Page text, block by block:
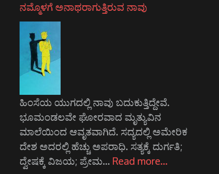
ನಮ್ಮೊಳಗೆ ಅನಾಥರಾಗುತ್ತಿರುವ ನಾವು
ಹಿಂಸೆಯ ಯುಗದಲ್ಲಿ ನಾವು ಬದುಕುತ್ತಿದ್ದೇವೆ.
ಭೂಮಂಡಲವೇ ಘೋರವಾದ ಮೃತ್ಯುವಿನ
ಮಾಲೆಯಿಂದ ಆವೃತವಾಗಿದೆ. ಸದ್ಯದಲ್ಲಿ ಅಮೇರಿಕ
ದೇಶ ಅದರಲ್ಲಿ ಹೆಚ್ಚು ಅಪರಾಧಿ. ಸತ್ಯಕ್ಕೆ ದುರ್ಗತಿ;
ದ್ವೇಷಕ್ಕೆ ವಿಜಯ; ಪ್ರೇಮ… Read more…